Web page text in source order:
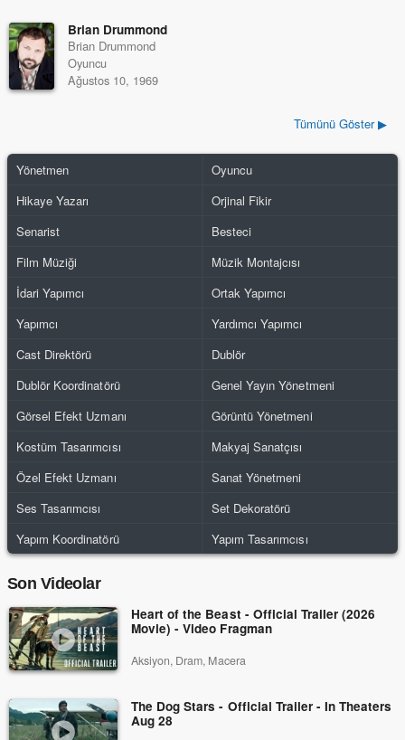
Brian Drummond
Brian Drummond
Oyuncu
Ağustos 10, 1969
Tümünü Göster ▶
Yönetmen
Oyuncu
Hikaye Yazarı
Orjinal Fikir
Senarist
Besteci
Film Müziği
Müzik Montajcısı
İdari Yapımcı
Ortak Yapımcı
Yapımcı
Yardımcı Yapımcı
Cast Direktörü
Dublör
Dublör Koordinatörü
Genel Yayın Yönetmeni
Görsel Efekt Uzmanı
Görüntü Yönetmeni
Kostüm Tasarımcısı
Makyaj Sanatçısı
Özel Efekt Uzmanı
Sanat Yönetmeni
Ses Tasarımcısı
Set Dekoratörü
Yapım Koordinatörü
Yapım Tasarımcısı
Son Videolar
Heart of the Beast - Official Trailer (2026
Movie) - Video Fragman
Aksiyon, Dram, Macera
The Dog Stars - Official Trailer - In Theaters
Aug 28